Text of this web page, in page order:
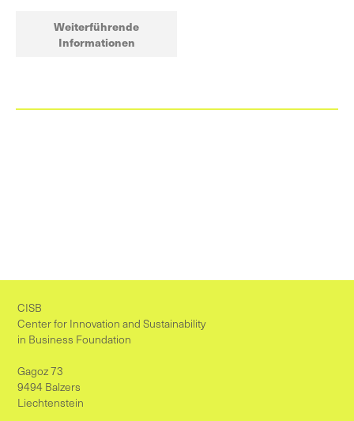
Weiterführende
Informationen
CISB
Center for Innovation and Sustainability
in Business Foundation
Gagoz 73
9494 Balzers
Liechtenstein